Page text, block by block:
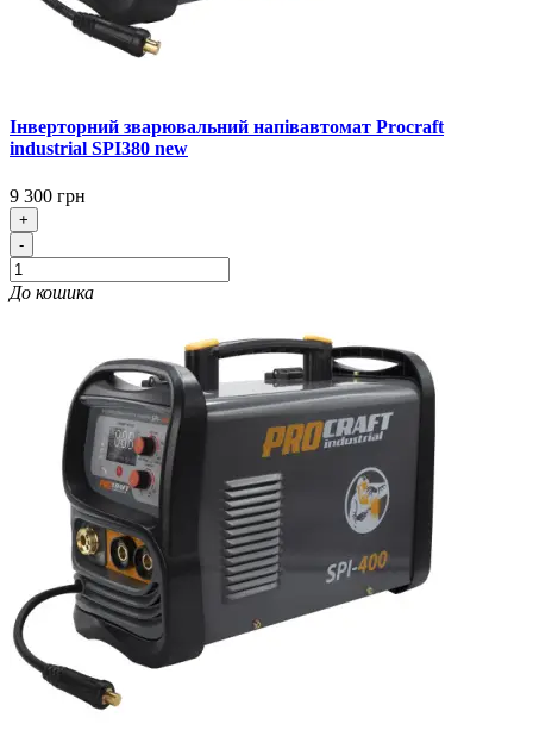
Інверторний зварювальний напівавтомат Procraft
industrial SPI380 new
9 300 грн
+
-
До кошика